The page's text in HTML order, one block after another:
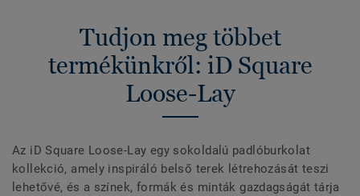
Tudjon meg többet
termékünkről: iD Square
Loose-Lay
Az iD Square Loose-Lay egy sokoldalú padlóburkolat
kollekció, amely inspiráló belső terek létrehozását teszi
lehetővé, és a színek, formák és minták gazdagságát tárja